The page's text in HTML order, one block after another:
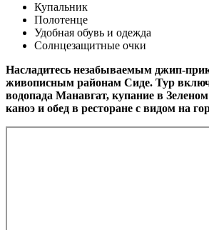
Купальник
Полотенце
Удобная обувь и одежда
Солнцезащитные очки
Насладитесь незабываемым джип-
живописным районам Сиде. Тур
водопада Манавгат, купание в
каноэ и обед в ресторане с видом на